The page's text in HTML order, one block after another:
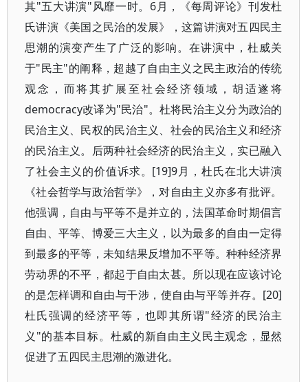
其"五大讲演"风靡一时。6月，《每周评论》刊发杜
氏讲演《美国之民治的发展》，这篇讲演对五四民主
思潮的演变产生了广泛的影响。在讲演中，杜威关
于"民主"的阐释，超越了自由主义之民主政治的传统
观念，而将其扩展至社会经济领域，胡适遂将
democracy改译为"民治"。杜将民治主义分为政治的
民治主义、民权的民治主义、社会的民治主义和经济
的民治主义。后两种社会经济的民治主义，实已融入
了社会主义的价值诉求。[19]9月，杜氏在北大讲演
《社会哲学与政治哲学》，对自由主义亦多有批评。
他强调，自由与平等不是并立的，法国革命时期倡言
自由、平等、博爱三大主义，以为最多的自由一定得
到最多的平等，未知结果反增加不平等。种种经济界
劳动界的不平，都起于自由太甚。所以现在应该讨论
的是怎样调和自由与干涉，使自由与平等并存。[20]
杜氏强调的经济平等，也即其所谓"经济的民治主
义"的基本目标。杜威的新自由主义民主观念，显然
促进了五四民主思潮的激进化。